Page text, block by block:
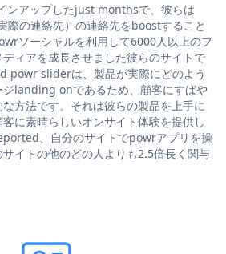
ンアップしたjust monthsで、彼らは
際の連絡先）の連絡先をboostすること
ソーシャルを利用して6000人以上のフ
ィアを成長させました彼らのサイトで
powr sliderは、製品が実際にどのよう
ジlanding onであるため、顧客にすばや
方法です。それは彼らの製品を上手に
に素晴らしいオンサイト体験を提供し
、自分のサイトでpowrアプリを操
イトの他のどの人よりも2.5倍長く関与